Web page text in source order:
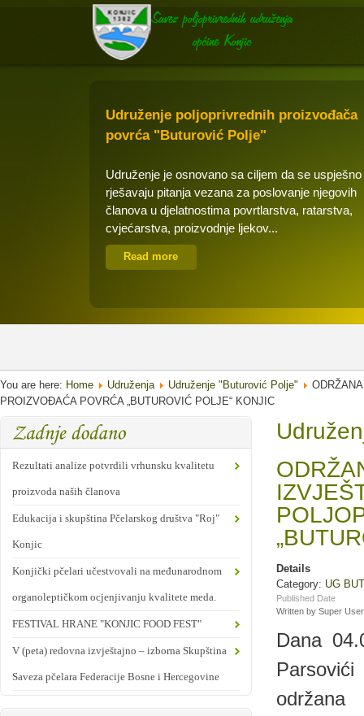
Udruženje poljoprivrednih proizvođača
povrća "Buturović Polje"
Udruženje je osnovano sa ciljem da se uspješno
rješavaju pitanja vezana za poslovanje njegovih
članova u djelatnostima povrtlarstva, ratarstva,
cvjećarstva, proizvodnje ljekov...
Read more
You are here: Home Udruženja Udruženje "Buturović Polje"
PROIZVOĐAĆA POVRĆA „BUTUROVIĆ POLJE“ KONJIC
Rezultati analize potvrdili vrhunsku kvalitetu
proizvoda naših članova
Edukacija i skupština Pčelarskog društva "Roj"
Konjic
Konjički pčelari učestvovali na međunarodnom
organoleptičkom ocjenjivanju kvalitete meda.
FESTIVAL HRANE "KONJIC FOOD FEST"
V (peta) redovna izvještajno – izborna Skupština
Saveza pčelara Federacije Bosne i Hercegovine
Details
Category: UG
Published Date
Written by Super User
Dana
održana